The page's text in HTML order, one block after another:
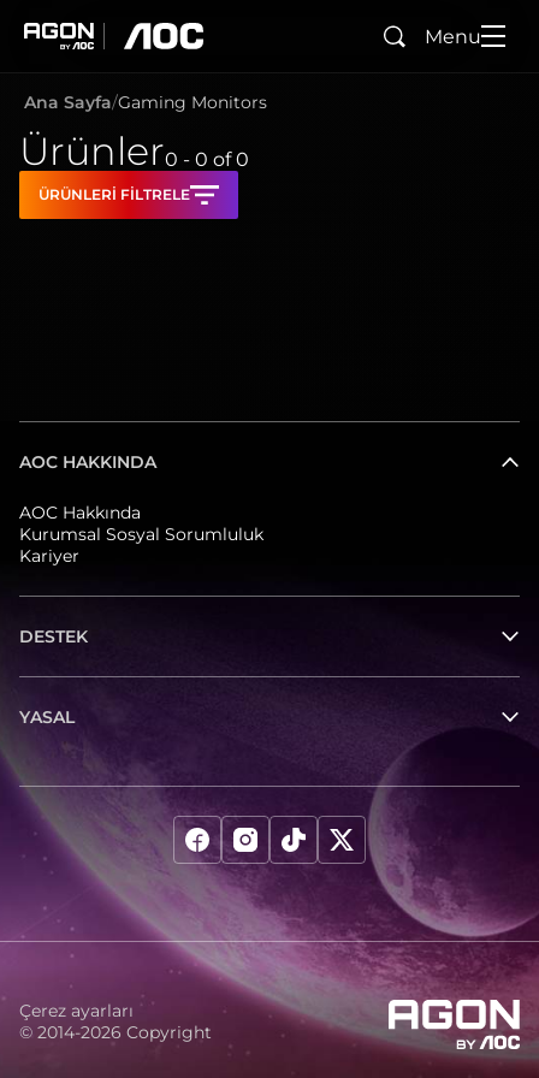
Ara Menu
Ana Sayfa Gaming Monitors
Ürünler0 - 0 of 0
ÜRÜNLERI FILTRELE
AOC HAKKINDA
AOC Hakkında
Kurumsal Sosyal Sorumluluk
Kariyer
DESTEK
YASAL
© 2014-2026 Copyright
Çerez ayarları
agon